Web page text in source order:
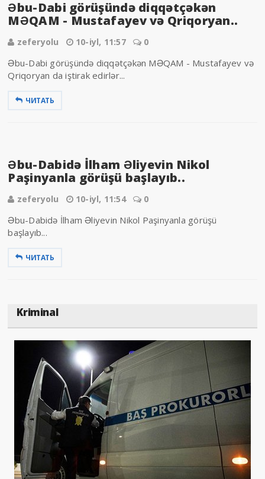
Əbu-Dabi görüşündə diqqətçəkən
MƏQAM - Mustafayev və Qriqoryan..
zeferyolu 10-iyl, 11:57 0
Əbu-Dabi görüşündə diqqətçəkən MƏQAM - Mustafayev və
Qriqoryan da iştirak edirlər...
ЧИТАТЬ
Əbu-Dabidə İlham Əliyevin Nikol
Paşinyanla görüşü başlayıb..
zeferyolu 10-iyl, 11:54 0
Əbu-Dabidə İlham Əliyevin Nikol Paşinyanla görüşü
başlayıb...
ЧИТАТЬ
Kriminal